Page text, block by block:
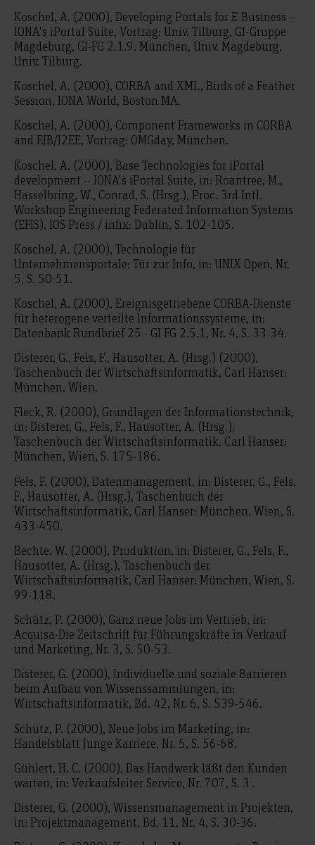
Koschel, A. (2000), Developing Portals for E-Business --
IONA's iPortal Suite, Vortrag: Univ. Tilburg, GI-Gruppe
Magdeburg, GI-FG 2.1.9. München, Univ. Magdeburg,
Univ. Tilburg.
Koschel, A. (2000), CORBA and XML, Birds of a Feather
Session, IONA World, Boston MA.
Koschel, A. (2000), Component Frameworks in CORBA
and EJB/J2EE, Vortrag: OMGday, München.
Koschel, A. (2000), Base Technologies for iPortal
development -- IONA's iPortal Suite, in: Roantree, M.,
Hasselbring, W., Conrad, S. (Hrsg.), Proc. 3rd Intl.
Workshop Engineering Federated Information Systems
(EFIS), IOS Press / infix: Dublin, S. 102-105.
Koschel, A. (2000), Technologie für
Unternehmensportale: Tür zur Info, in: UNIX Open, Nr.
5, S. 50-51.
Koschel, A. (2000), Ereignisgetriebene CORBA-Dienste
für heterogene verteilte Informationssysteme, in:
Datenbank Rundbrief 25 - GI FG 2.5.1, Nr. 4, S. 33-34.
Disterer, G., Fels, F., Hausotter, A. (Hrsg.) (2000),
Taschenbuch der Wirtschaftsinformatik, Carl Hanser:
München, Wien.
Fleck, R. (2000), Grundlagen der Informationstechnik,
in: Disterer, G., Fels, F., Hausotter, A. (Hrsg.),
Taschenbuch der Wirtschaftsinformatik, Carl Hanser:
München, Wien, S. 175-186.
Fels, F. (2000), Datenmanagement, in: Disterer, G., Fels,
F., Hausotter, A. (Hrsg.), Taschenbuch der
Wirtschaftsinformatik, Carl Hanser: München, Wien, S.
433-450.
Bechte, W. (2000), Produktion, in: Disterer, G., Fels, F.,
Hausotter, A. (Hrsg.), Taschenbuch der
Wirtschaftsinformatik, Carl Hanser: München, Wien, S.
99-118.
Schütz, P. (2000), Ganz neue Jobs im Vertrieb, in:
Acquisa-Die Zeitschrift für Führungskräfte in Verkauf
und Marketing, Nr. 3, S. 50-53.
Disterer, G. (2000), Individuelle und soziale Barrieren
beim Aufbau von Wissenssammlungen, in:
Wirtschaftsinformatik, Bd. 42, Nr. 6, S. 539-546.
Schütz, P. (2000), Neue Jobs im Marketing, in:
Handelsblatt Junge Karriere, Nr. 5, S. 56-68.
Gühlert, H. C. (2000), Das Handwerk läßt den Kunden
warten, in: Verkaufsleiter Service, Nr. 707, S. 3 .
Disterer, G. (2000), Wissensmanagement in Projekten,
in: Projektmanagement, Bd. 11, Nr. 4, S. 30-36.